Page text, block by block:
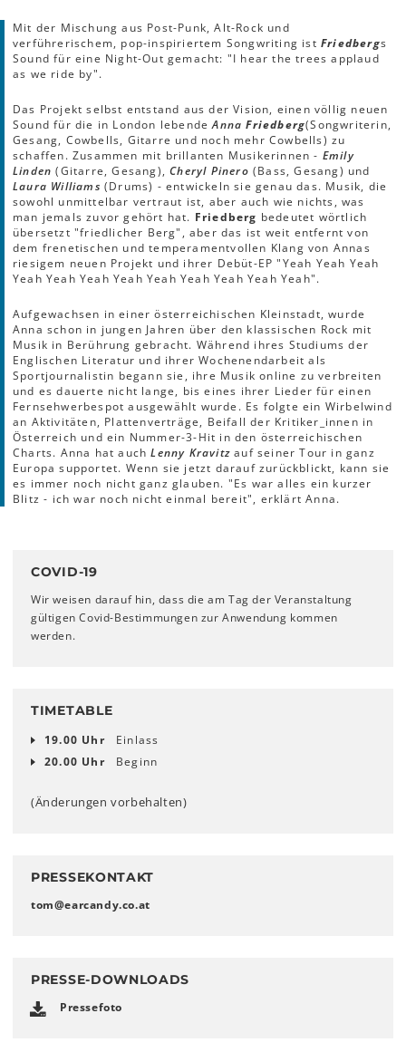
Mit der Mischung aus Post-Punk, Alt-Rock und
verführerischem, pop-inspiriertem Songwriting istFriedbergs
Sound für eine Night-Out gemacht: "I hear the trees applaud
as we ride by".
Das Projekt selbst entstand aus der Vision, einen völlig neuen
Sound für die in London lebendeAnnaFriedberg(Songwriterin,
Gesang, Cowbells, Gitarre und noch mehr Cowbells) zu
schaffen. Zusammen mit brillanten Musikerinnen - Emily
Linden (Gitarre, Gesang),Cheryl Pinero (Bass, Gesang) und
Laura Williams (Drums) - entwickeln sie genau das. Musik, die
sowohl unmittelbar vertraut ist, aber auch wie nichts, was
man jemals zuvor gehört hat. Friedberg bedeutet wörtlich
übersetzt "friedlicher Berg", aber das ist weit entfernt von
dem frenetischen und temperamentvollen Klang von Annas
riesigem neuen Projekt und ihrer Debüt-EP "Yeah Yeah Yeah
Yeah Yeah Yeah Yeah Yeah Yeah Yeah Yeah Yeah".
Aufgewachsen in einer österreichischen Kleinstadt, wurde
Anna schon in jungen Jahren über den klassischen Rock mit
Musik in Berührung gebracht. Während ihres Studiums der
Englischen Literatur und ihrer Wochenendarbeit als
Sportjournalistin begann sie, ihre Musik online zu verbreiten
und es dauerte nicht lange, bis eines ihrer Lieder für einen
Fernsehwerbespot ausgewählt wurde. Es folgte ein Wirbelwind
an Aktivitäten, Plattenverträge, Beifall der Kritiker_innen in
Österreich und ein Nummer-3-Hit in den österreichischen
Charts. Anna hat auchLenny Kravitz auf seiner Tour in ganz
Europa supportet. Wenn sie jetzt darauf zurückblickt, kann sie
es immer noch nicht ganz glauben. "Es war alles ein kurzer
Blitz - ich war noch nicht einmal bereit", erklärt Anna.
COVID-19
Wir weisen darauf hin, dass die am Tag der Veranstaltung
gültigen Covid-Bestimmungen zur Anwendung kommen
werden.
TIMETABLE
19.00 Uhr
Einlass
20.00 Uhr
Beginn
(Änderungen vorbehalten)
PRESSEKONTAKT
tom@earcandy.co.at
PRESSE-DOWNLOADS
Pressefoto